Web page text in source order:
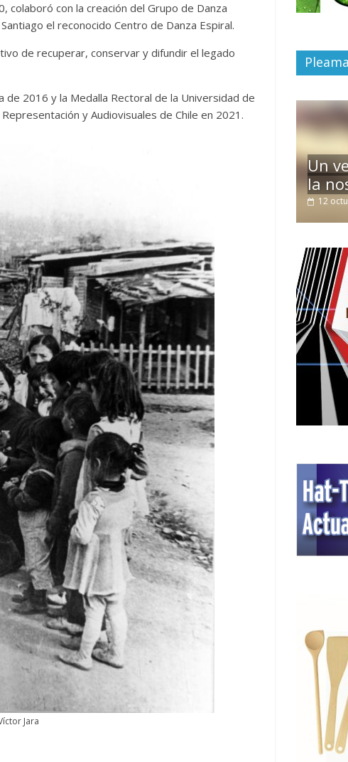
colaboró con la creación del Grupo de Danza
el reconocido Centro de Danza Espiral.
de recuperar, conservar y difundir el legado
2016 y la Medalla Rectoral de la Universidad de
y Audiovisuales de Chile en 2021.
Jara
Un vergel en las nieblas
Francisco G. Navarro